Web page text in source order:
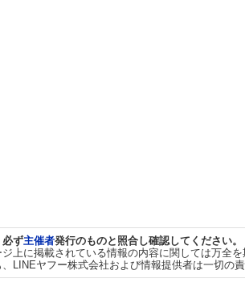
必ず主催者発行のものと照合し確認してください。
上に掲載されている情報の内容に関しては万全
LINEヤフー株式会社および情報提供者は一切の責